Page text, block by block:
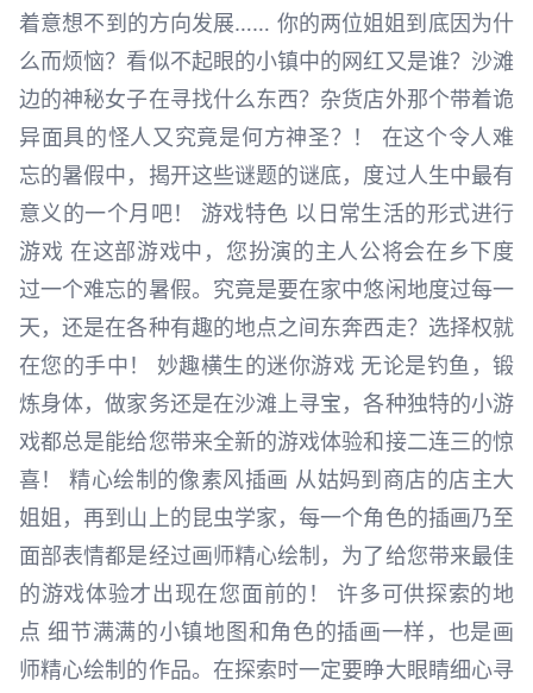
着意想不到的方向发展…… 你的两位姐姐到底因为什
么而烦恼？看似不起眼的小镇中的网红又是谁？沙滩
边的神秘女子在寻找什么东西？杂货店外那个带着诡
异面具的怪人又究竟是何方神圣？！ 在这个令人难
忘的暑假中，揭开这些谜题的谜底，度过人生中最有
意义的一个月吧！ 游戏特色 以日常生活的形式进行
游戏 在这部游戏中，您扮演的主人公将会在乡下度
过一个难忘的暑假。究竟是要在家中悠闲地度过每一
天，还是在各种有趣的地点之间东奔西走？选择权就
在您的手中！ 妙趣横生的迷你游戏 无论是钓鱼，锻
炼身体，做家务还是在沙滩上寻宝，各种独特的小游
戏都总是能给您带来全新的游戏体验和接二连三的惊
喜！ 精心绘制的像素风插画 从姑妈到商店的店主大
姐姐，再到山上的昆虫学家，每一个角色的插画乃至
面部表情都是经过画师精心绘制，为了给您带来最佳
的游戏体验才出现在您面前的！ 许多可供探索的地
点 细节满满的小镇地图和角色的插画一样，也是画
师精心绘制的作品。在探索时一定要睁大眼睛细心寻